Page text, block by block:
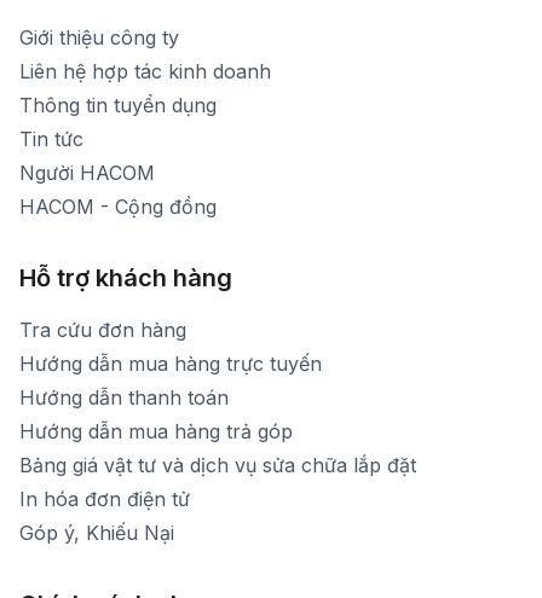
1900 1903 (máy lẻ 159) -(028)73000322
1900 1903 (máy lẻ 160)
[email protected]
Thời gian mở cửa: Từ 8h30-20h hàng ngày
Giới thiệu công ty
Liên hệ hợp tác kinh doanh
Thông tin tuyển dụng
Tin tức
Người HACOM
HACOM - Cộng đồng
Hỗ trợ khách hàng
Tra cứu đơn hàng
Hướng dẫn mua hàng trực tuyến
Hướng dẫn thanh toán
Hướng dẫn mua hàng trả góp
Bảng giá vật tư và dịch vụ sửa chữa lắp đặt
In hóa đơn điện tử
Góp ý, Khiếu Nại